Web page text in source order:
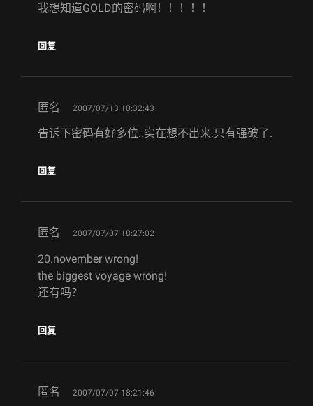
我想知道GOLD的密码啊！！！！！
回复
匿名 says:
2007/07/13 10:32:43
告诉下密码有好多位..实在想不出来.只有强破了.
回复
匿名 says:
2007/07/07 18:27:02
20.november wrong!
the biggest voyage wrong!
还有吗？
回复
匿名 says:
2007/07/07 18:21:46